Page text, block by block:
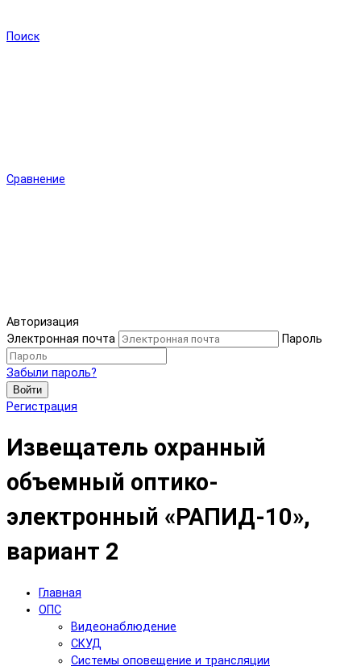
Поиск
Сравнение
Авторизация
Электронная почта
Пароль
Забыли пароль?
Войти
Регистрация
Извещатель охранный
объемный оптико-
электронный «РАПИД-10»,
вариант 2
Главная
ОПС
Видеонаблюдение
СКУД
Системы оповещение и трансляции